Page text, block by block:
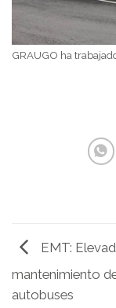
GRAUGO ha
EMT:
mantenimiento
autobuses